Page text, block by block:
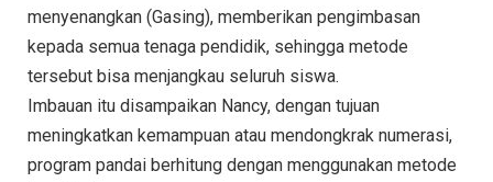
menyenangkan (Gasing), memberikan pengimbasan
kepada semua tenaga pendidik, sehingga metode
tersebut bisa menjangkau seluruh siswa.
Imbauan itu disampaikan Nancy, dengan tujuan
meningkatkan kemampuan atau mendongkrak numerasi,
program pandai berhitung dengan menggunakan metode